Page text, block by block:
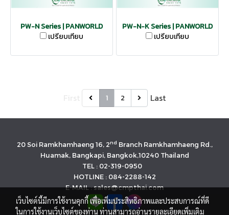
PW-N Series | PANWORLD
เปรียบเทียบ
PW-N-K Series | PANWORLD
เปรียบเทียบ
1 2 Last
20 Soi Ramkhamhaeng 16, 2nd Branch Ramkhamhaeng Rd.,
Huamak, Bangkapi, Bangkok,10240 Thailand
TEL : 02-319-0950
HOTLINE : 084-2288-142
E-MAIL : sales@cmpthai.com
เว็บไซต์นี้มีการใช้งานคุกกี้ เพื่อเพิ่มประสิทธิภาพและประสบการณ์ที่ดี
ในการใช้งานเว็บไซต์ของท่าน ท่านสามารถอ่านรายละเอียดเพิ่มเติม